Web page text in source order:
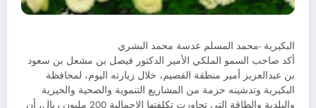
البكيرية -محمد المسلم عدسة محمد البشري
أكد صاحب السمو الملكي الأمير الدكتور فيصل بن مشعل بن سعود
بن عبدالعزيز أمير منطقة القصيم، خلال زيارته اليوم، لمحافظة
البكيرية وتدشينه حزمة من المشاريع التنموية والصحية والخيرية
والبلدية والطاقة التي تجاوزت تكلفتها الإجمالية 200 مليون ريال، أن